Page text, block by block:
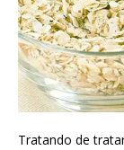
Tratando de